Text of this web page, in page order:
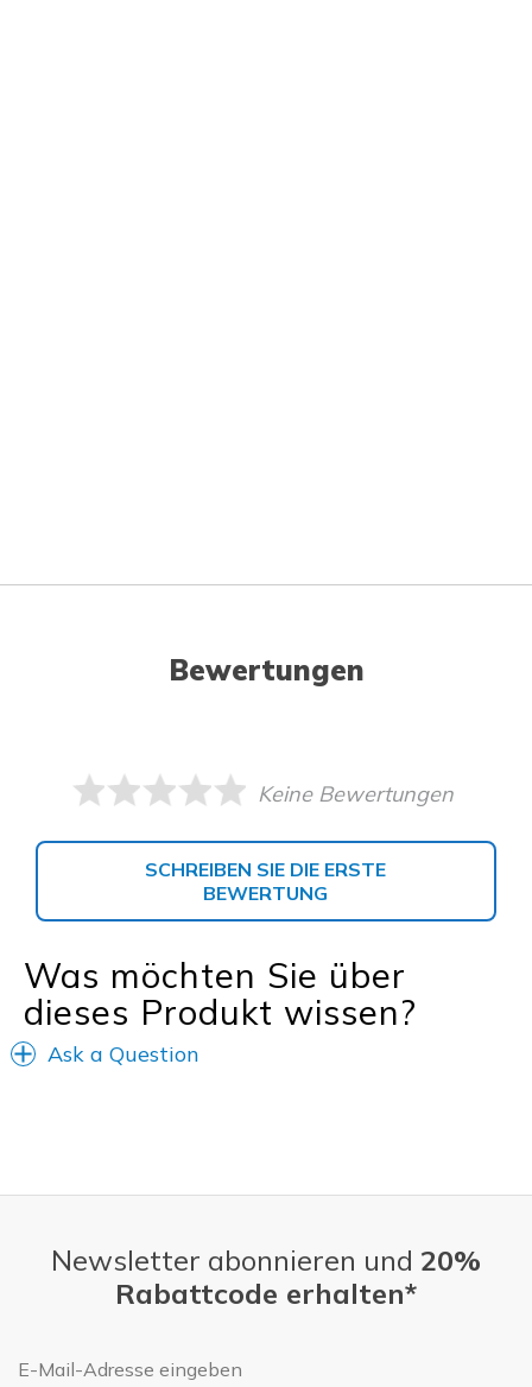
Bewertungen
Keine Bewertungen
SCHREIBEN SIE DIE ERSTE
BEWERTUNG
Was möchten Sie über
dieses Produkt wissen?
Ask a Question
Newsletter abonnieren und 20%
Rabattcode erhalten*
E-Mail-Adresse